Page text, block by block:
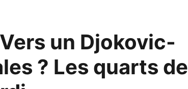
un Djokovic-
? Les quarts de